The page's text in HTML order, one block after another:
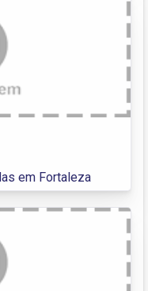
em Fortaleza